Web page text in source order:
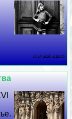
05 07 2026 3:12:45